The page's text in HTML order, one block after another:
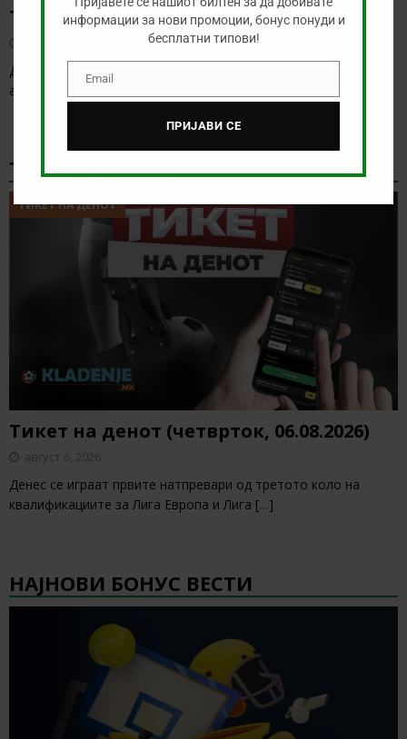
ТУРКУ – ВАДУС
Денес има солидна понуда за обложување, а ние ќе го
анализираме дуелот од Конференциската лига
ТИКЕТ НА ДЕНОТ
ТИКЕТ НА ДЕНОТ
Тикет на денот (четврток, 06.08.2026)
август 6, 2026
Денес се играат првите натпревари од третото коло на
квалификациите за Лига Европа и Лига […]
НАЈНОВИ БОНУС ВЕСТИ
информации за нови промоции, бонус понуди и
бесплатни типови!
EmailEmail
ПРИЈАВИ СЕ